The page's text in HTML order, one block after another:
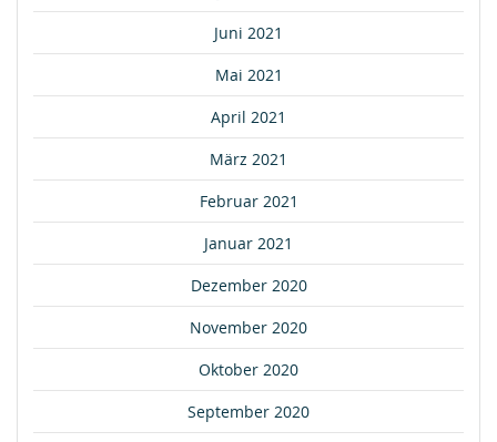
Juni 2021
Mai 2021
April 2021
März 2021
Februar 2021
Januar 2021
Dezember 2020
November 2020
Oktober 2020
September 2020